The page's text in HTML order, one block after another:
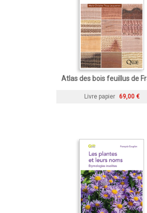
Atlas des bois feuillus de
Livre papier 69,00 €